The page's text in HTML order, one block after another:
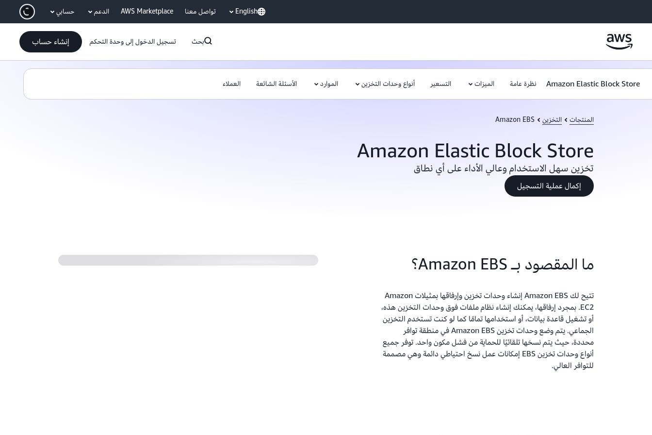
انتقل إلى المحتوى الرئيسي English تواصل معنا AWS Marketplace الدعم حسابي
بحث تسجيل الدخول إلى وحدة التحكم إنشاء حساب
Amazon Elastic Block Store نظرة عامة الميزات التسعير أنواع وحدات التخزين الموارد الأسئلة الشائعة العملاء
المنتجات التخزين Amazon EBS
Amazon Elastic Block Store
تخزين سهل الاستخدام وعالي الأداء على أي نطاق
إكمال عملية التسجيل
ما المقصود بـ Amazon EBS؟
تتيح لك Amazon EBS إنشاء وحدات تخزين وإرفاقها بمثيلات Amazon
EC2. بمجرد إرفاقها، يمكنك إنشاء نظام ملفات فوق وحدات التخزين هذه،
أو تشغيل قاعدة بيانات، أو استخدامها تمامًا كما لو كنت تستخدم التخزين
الجماعي. يتم وضع وحدات تخزين Amazon EBS في منطقة توافر
محددة، حيث يتم نسخها تلقائيًا للحماية من فشل مكون واحد. توفر جميع
أنواع وحدات تخزين EBS إمكانات عمل نسخ احتياطي دائمة وهي مصممة
للتوافر العالي.